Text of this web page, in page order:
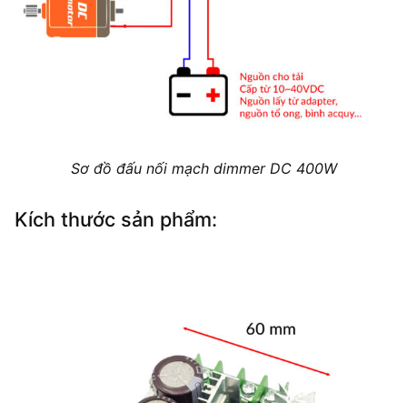
Sơ đồ đấu nối mạch dimmer DC 400W
Kích thước sản phẩm: